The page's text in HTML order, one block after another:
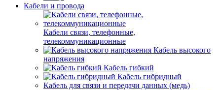
Кабели и провода
Кабели связи, телефонные,
телекоммуникационные
Кабель высокого
напряжения
Кабель гибкий
Кабель гибридный
Кабель для связи и передачи данных (медь)